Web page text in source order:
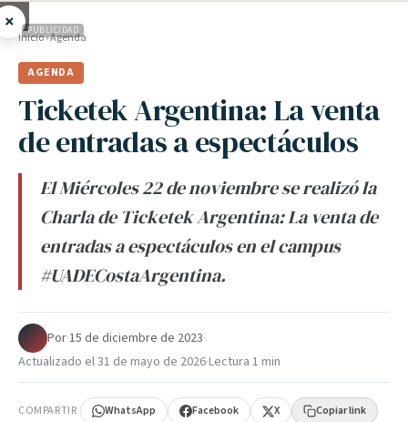
× PUBLICIDAD
Inicio›Agenda
AGENDA
Ticketek Argentina: La venta
de entradas a espectáculos
El Miércoles 22 de noviembre se realizó la
Charla de Ticketek Argentina: La venta de
entradas a espectáculos en el campus
#UADECostaArgentina.
Por·15 de diciembre de 2023·
Actualizado el31 de mayo de 2026·Lectura 1 min
COMPARTIR WhatsApp Facebook X Copiar link